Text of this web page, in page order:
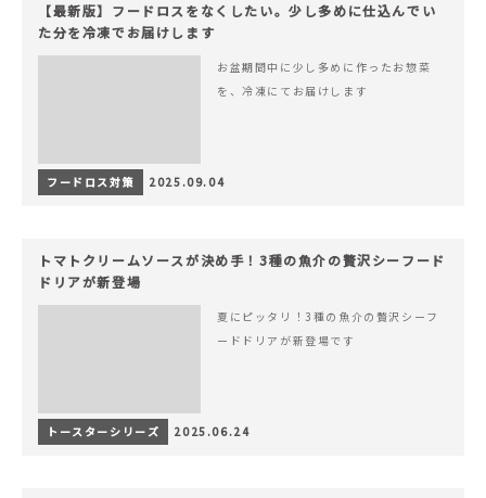
【最新版】フードロスをなくしたい。少し多めに仕込んでい
た分を冷凍でお届けします
お盆期間中に少し多めに作ったお惣菜
を、冷凍にてお届けします
フードロス対策 2025.09.04
トマトクリームソースが決め手！3種の魚介の贅沢シーフード
ドリアが新登場
夏にピッタリ！3種の魚介の贅沢シーフ
ードドリアが新登場です
トースターシリーズ 2025.06.24